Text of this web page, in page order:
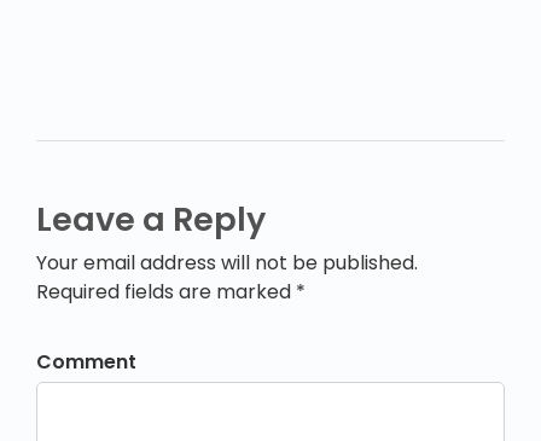
Leave a Reply
Your email address will not be published.
Required fields are marked *
Comment